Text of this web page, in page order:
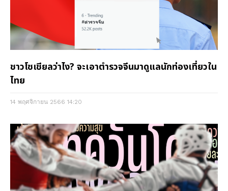
ชาวโซเชียลว่าไง? จะเอาตำรวจจีนมาดูแลนักท่องเที่ยวใน
ไทย
14 พฤศจิกายน 2566 14:20